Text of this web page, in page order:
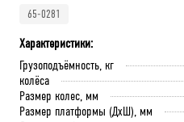
65-0281
Характеристики:
Грузоподъёмность, кг
колёса
Размер колес, мм
Размер платформы (ДхШ), мм